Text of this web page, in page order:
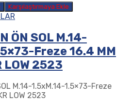
Karşılaştırmaya Ekle
ÖN SOL M.14-
Freze 16.4 MM
LOW 2523
M.14-1.5xM.14-1.5×73-Freze
LOW 2523